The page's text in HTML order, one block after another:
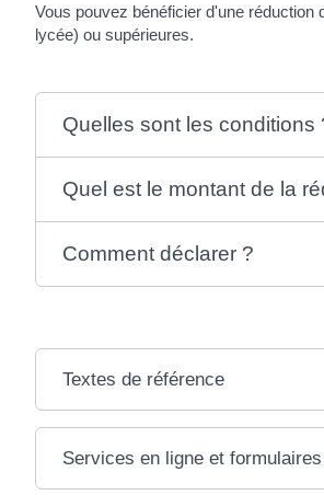
Vous pouvez bénéficier d'une
lycée) ou supérieures.
Quelles sont les conditions
Quel est le montant de la
Comment déclarer ?
Textes de référence
Services en ligne et formulaires